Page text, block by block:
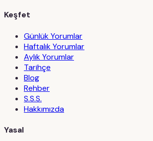
Keşfet
Günlük Yorumlar
Haftalık Yorumlar
Aylık Yorumlar
Tarihçe
Blog
Rehber
S.S.S.
Hakkımızda
Yasal